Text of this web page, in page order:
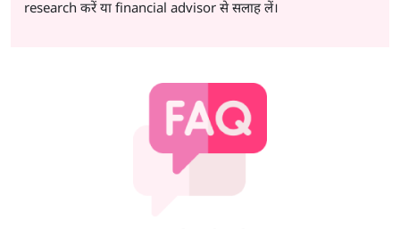
research करें या financial advisor से सलाह लें।